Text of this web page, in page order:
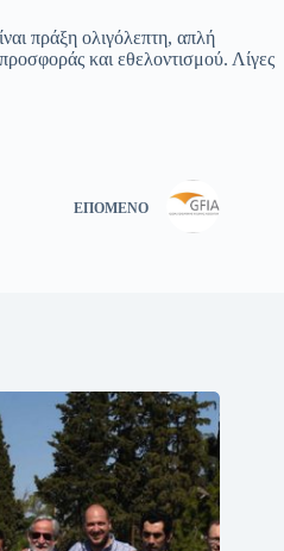
πράξη ολιγόλεπτη, απλή
και εθελοντισμού. Λίγες
ΕΠΌΜΕΝΟ